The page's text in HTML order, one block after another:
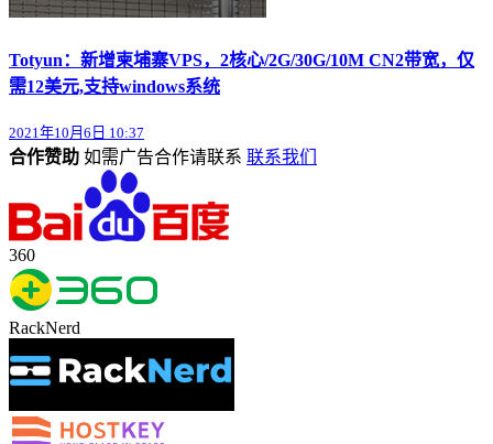
Totyun：新增柬埔寨VPS，2核心/2G/30G/10M CN2带宽，仅
需12美元,支持windows系统
2021年10月6日 10:37
合作赞助 如需广告合作请联系 联系我们
360
RackNerd